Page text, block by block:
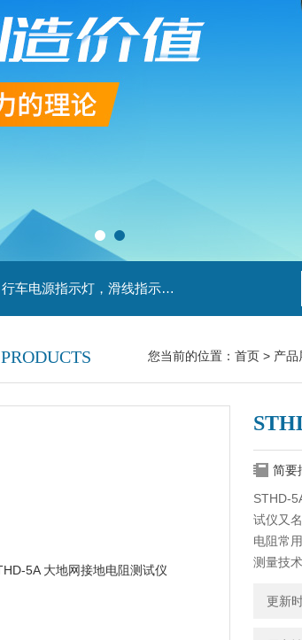
主营产品：滑触线，安全滑触线，刚体滑触线，多级管式集电器，行车电源指示灯，滑线指示灯，集电器，扁平电缆，H型单级安全滑触器，电缆滑轨滑车
PRODUCTS 您当前的位置： 首页 > 产品
简要
STHD-
试仪又
电阻常
测量技
压，分
更新